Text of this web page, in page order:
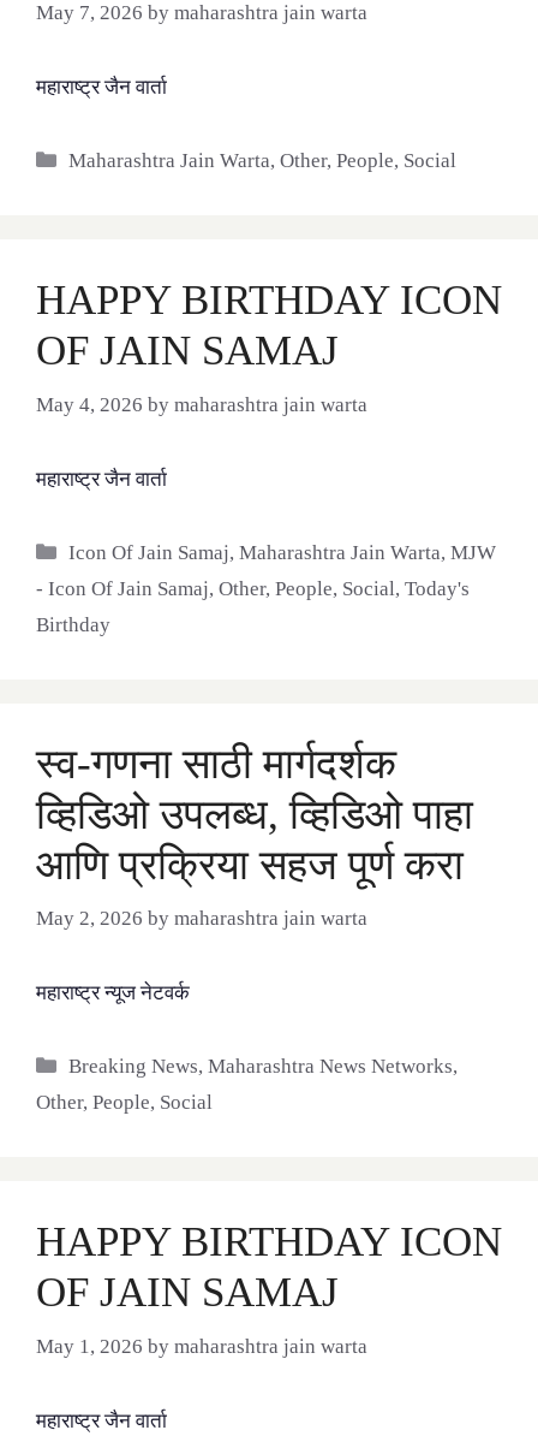
May 7, 2026 by maharashtra jain warta
महाराष्ट्र जैन वार्ता
Categories
Maharashtra Jain Warta,Other,People, Social
HAPPY BIRTHDAY ICON
OF JAIN SAMAJ
May 4, 2026 by maharashtra jain warta
महाराष्ट्र जैन वार्ता
Categories
Icon Of Jain Samaj,Maharashtra Jain Warta,MJW
- Icon Of Jain Samaj, Other, People, Social, Today's
Birthday
स्व-गणना साठी मार्गदर्शक
व्हिडिओ उपलब्ध, व्हिडिओ पाहा
आणि प्रक्रिया सहज पूर्ण करा
May 2, 2026 by maharashtra jain warta
महाराष्ट्र न्यूज नेटवर्क
Categories
Breaking News,Maharashtra News Networks,
Other, People, Social
HAPPY BIRTHDAY ICON
OF JAIN SAMAJ
May 1, 2026 by maharashtra jain warta
महाराष्ट्र जैन वार्ता